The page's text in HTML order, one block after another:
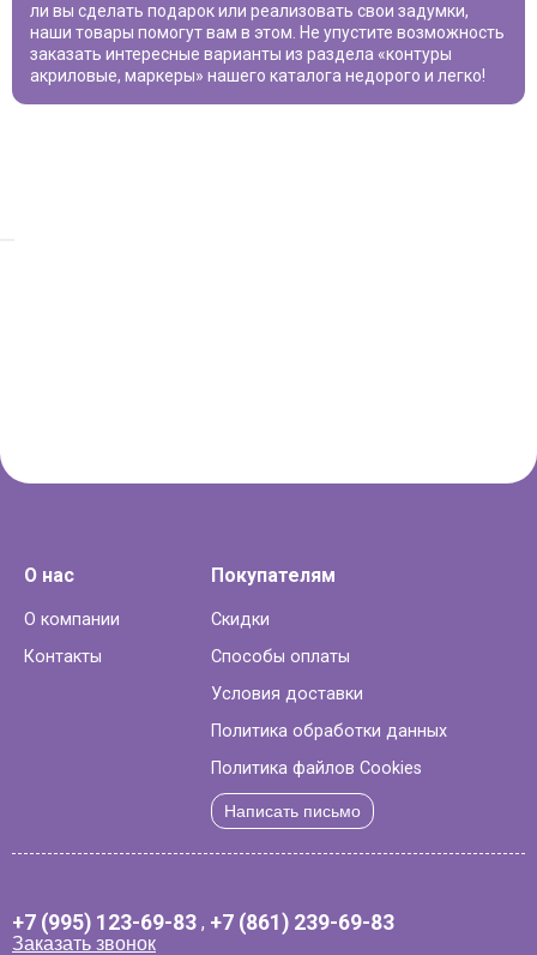
ли вы сделать подарок или реализовать свои задумки,
наши товары помогут вам в этом. Не упустите возможность
заказать интересные варианты из раздела «контуры
акриловые, маркеры» нашего каталога недорого и легко!
О нас
О компании
Контакты
Покупателям
Скидки
Способы оплаты
Условия доставки
Политика обработки данных
Политика файлов Cookies
Написать письмо
+7 (995) 123-69-83 , +7 (861) 239-69-83
Заказать звонок